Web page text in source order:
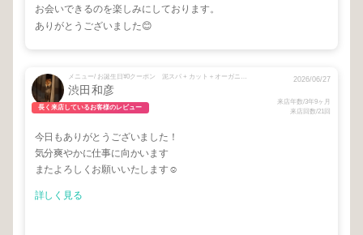
お会いできるのを楽しみにしております。
ありがとうございました😊
メニュー/ お誕生日¥0クーポン 泥スパ + カット＋オーガニックカラー
渋田和彦
長く来店しているお客様のレビュー
2026/06/27
来店年数/3年9ヶ月
来店回数/21回
今日もありがとうございました！
気分爽やかに仕事に向かいます
またよろしくお願いいたします☺
詳しく見る